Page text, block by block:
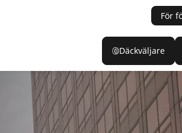
För
Däckväljare